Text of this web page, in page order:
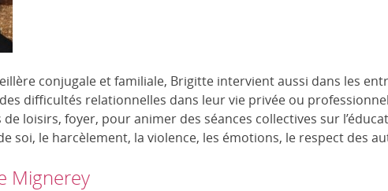
conjugale et familiale, Brigitte intervient aussi dans les
difficultés relationnelles dans leur vie privée ou
loisirs, foyer, pour animer des séances collectives sur
soi, le harcèlement, la violence, les émotions, le respect des
Mignerey